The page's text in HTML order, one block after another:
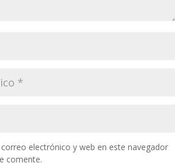
electrónico y web en este navegador
comente.